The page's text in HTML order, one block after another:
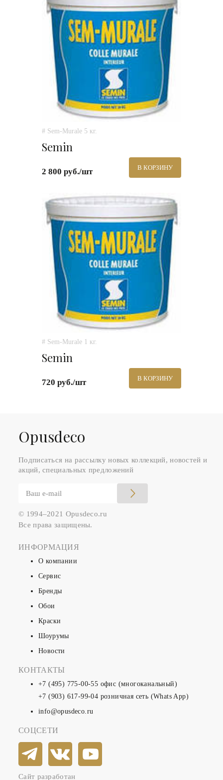
# Sem-Murale 5 кг.
Semin
2 800 руб./шт В КОРЗИНУ
# Sem-Murale 1 кг.
Semin
720 руб./шт В КОРЗИНУ
Оpusdeco
Подписаться на рассылку новых коллекций, новостей и
акций, специальных предложений
© 1994–2021 Opusdeco.ru
Все права защищены.
ИНФОРМАЦИЯ
О компании
Сервис
Бренды
Обои
Краски
Шоурумы
Новости
КОНТАКТЫ
+7 (495) 775-00-55 офис (многоканальный)
+7 (903) 617-99-04 розничная сеть (Whats App)
info@opusdeco.ru
СОЦСЕТИ
Сайт разработан